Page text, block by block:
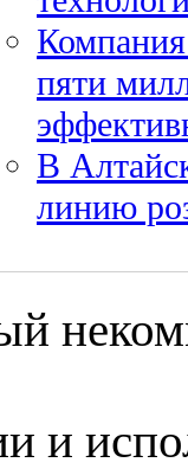
пяти
В
линию
и